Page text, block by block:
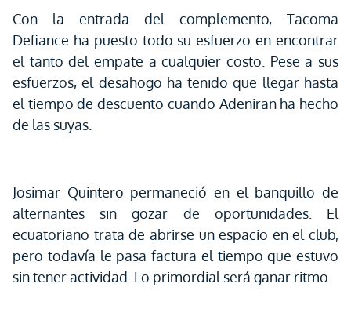
Con la entrada del complemento, Tacoma
Defiance ha puesto todo su esfuerzo en encontrar
el tanto del empate a cualquier costo. Pese a sus
esfuerzos, el desahogo ha tenido que llegar hasta
el tiempo de descuento cuando Adeniran ha hecho
de las suyas.
Josimar Quintero permaneció en el banquillo de
alternantes sin gozar de oportunidades. El
ecuatoriano trata de abrirse un espacio en el club,
pero todavía le pasa factura el tiempo que estuvo
sin tener actividad. Lo primordial será ganar ritmo.